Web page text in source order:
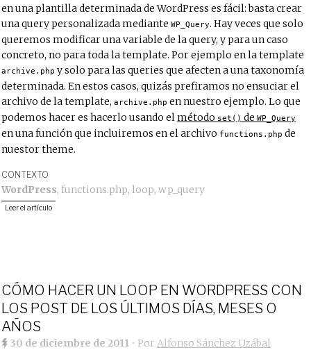
en una plantilla determinada de WordPress es fácil: basta crear
una query personalizada medianteWP_Query. Hay veces que solo
queremos modificar una variable de la query, y para un caso
concreto, no para toda la template. Por ejemplo en la template
archive.php y solo para las queries que afecten a una taxonomía
determinada. En estos casos, quizás prefiramos no ensuciar el
archivo de la template,archive.php en nuestro ejemplo. Lo que
podemos hacer es hacerlo usando elmétodo set() deWP_Query
en una función que incluiremos en el archivo functions.php de
nuestor theme.
CONTEXTO
WordPress,functions.php,loop,wp_query
Leer el artículo
CÓMO HACER UN LOOP EN WORDPRESS CON
LOS POST DE LOS ÚLTIMOS DÍAS, MESES O
AÑOS
30 de diciembre de 2011 • PorAlfonso Sánchez Uzábal